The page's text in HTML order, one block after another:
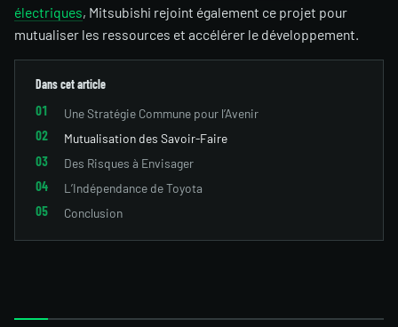
électriques, Mitsubishi rejoint également ce projet pour
mutualiser les ressources et accélérer le développement.
Dans cet article
Une Stratégie Commune pour l’Avenir
Mutualisation des Savoir-Faire
Des Risques à Envisager
L’Indépendance de Toyota
Conclusion